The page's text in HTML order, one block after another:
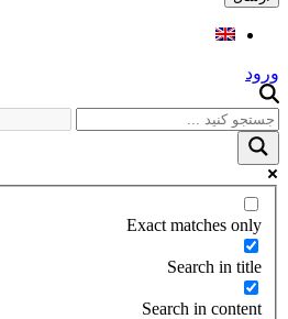
ورود
Exact matches only
Search in title
Search in content